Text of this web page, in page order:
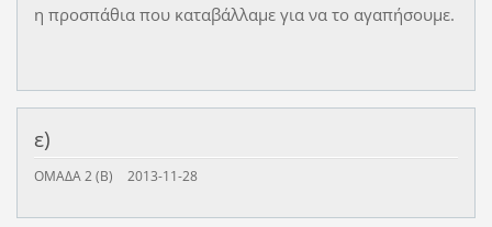
η προσπάθια που καταβάλλαμε για να το αγαπήσουμε.
ε)
ΟΜΑΔΑ 2 (Β) 2013-11-28